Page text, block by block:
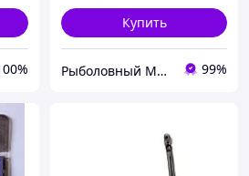
Купить
Рыболовный Магазин "Svit Primanki" 99%